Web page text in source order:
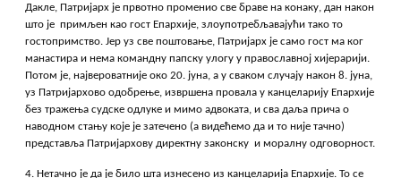
Дакле, Патријарх је првотно променио све браве на конаку, дан након
што је примљен као гост Епархије, злоупотребљавајући тако то
гостопримство. Јер уз све поштовање, Патријарх је само гост ма ког
манастира и нема командну папску улогу у православној хијерарији.
Потом је, највероватније око 20. јуна, а у сваком случају након 8. јуна,
уз Патријархово одобрење, извршена провала у канцеларију Епархије
без тражења судске одлуке и мимо адвоката, и сва даља прича о
наводном стању које је затечено (а видећемо да и то није тачно)
представља Патријархову директну законску и моралну одговорност.
4. Нетачно је да је било шта изнесено из канцеларија Епархије. То се